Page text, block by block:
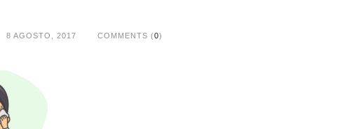
8 AGOSTO, 2017 COMMENTS (0)